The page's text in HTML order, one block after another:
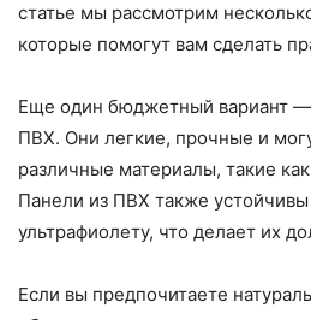
статье мы рассмотрим
которые помогут вам сделать
Еще один бюджетный вариант
ПВХ. Они легкие, прочные и
различные материалы, такие
Панели из ПВХ также устойчивы
ультрафиолету, что делает их
Если вы предпочитаете